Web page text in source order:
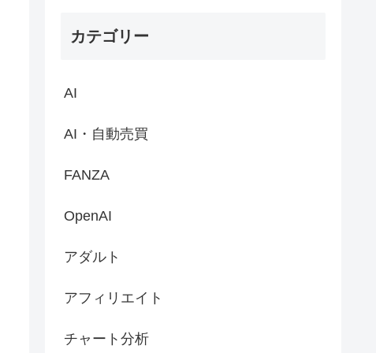
カテゴリー
AI
AI・自動売買
FANZA
OpenAI
アダルト
アフィリエイト
チャート分析